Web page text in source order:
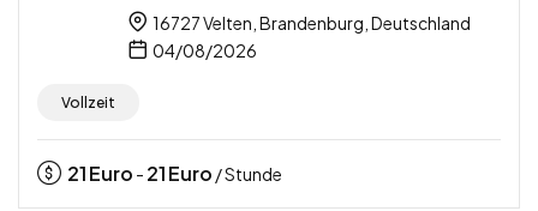
16727 Velten, Brandenburg, Deutschland
04/08/2026
Vollzeit
21Euro - 21Euro / Stunde